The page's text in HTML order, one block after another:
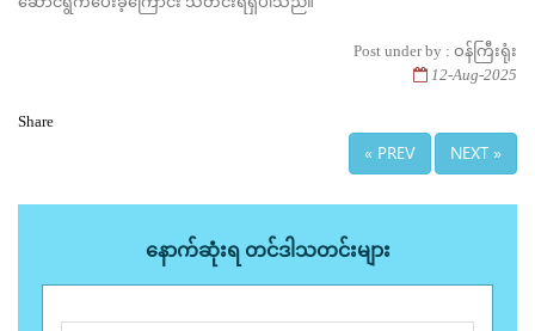
Post under by : ဝန်ကြီးရုံး
12-Aug-2025
Share
« PREV NEXT »
နောက်ဆုံးရ တင်ဒါသတင်းများ